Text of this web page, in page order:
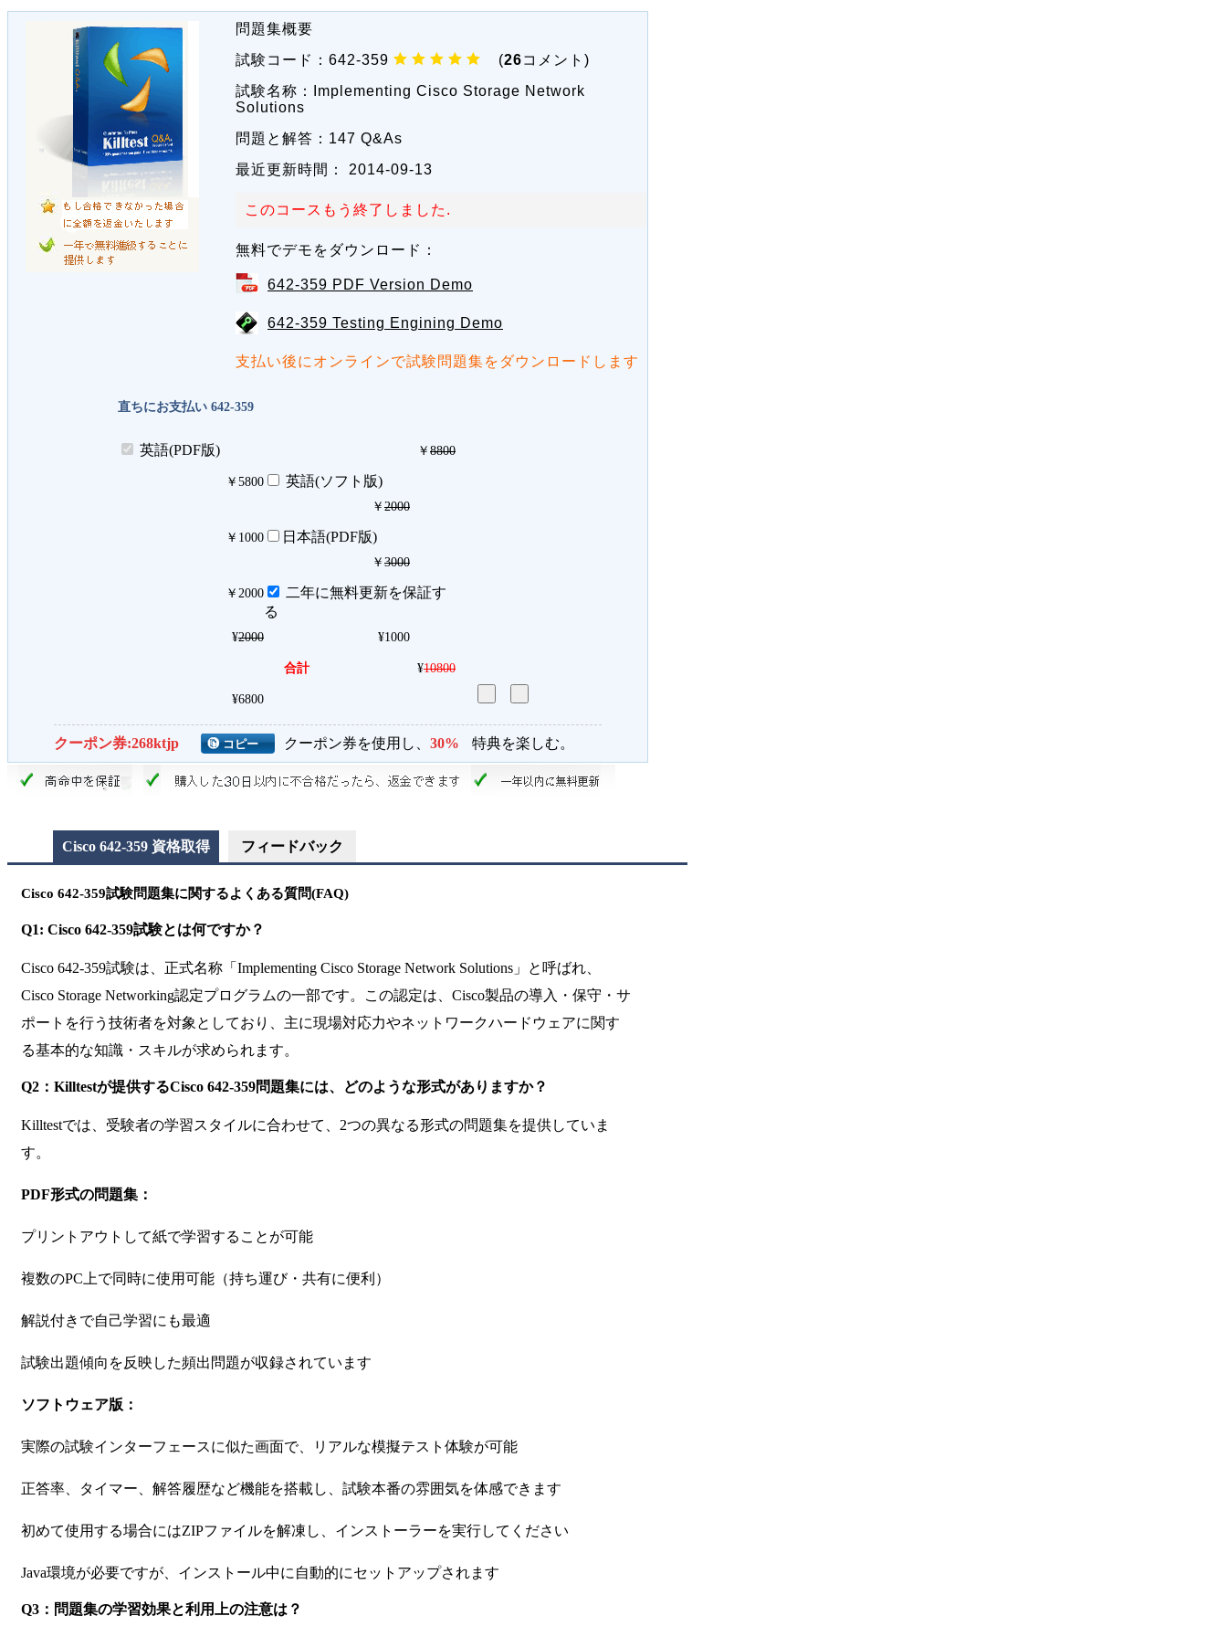
問題集概要
試験コード： 642-359 (26コメント)
試験名称：
Implementing Cisco Storage Network
Solutions
問題と解答： 147 Q&As
最近更新時間：
2014-09-13
このコースもう終了しました.
無料でデモをダウンロード：
642-359 PDF Version Demo
642-359 Testing Engining Demo
支払い後にオンラインで試験問題集をダウンロードします
直ちにお支払い 642-359
英語(PDF版) ￥ 8800
￥ 5800 英語(ソフト版)
￥ 2000
￥ 1000 日本語(PDF版)
￥ 3000
￥ 2000
二年に無料更新を保証す
る
¥2000 ¥1000
合計 ¥10800
¥6800
クーポン券:268ktjp クーポン券を使用し、 30% 特典を楽しむ。
Cisco 642-359 資格取得 フィードバック
Cisco 642-359試験問題集に関するよくある質問(FAQ)
Q1: Cisco 642-359試験とは何ですか？
Cisco 642-359試験は、正式名称「Implementing Cisco Storage Network Solutions」と呼ばれ、
Cisco Storage Networking認定プログラムの一部です。この認定は、Cisco製品の導入・保守・サ
ポートを行う技術者を対象としており、主に現場対応力やネットワークハードウェアに関す
る基本的な知識・スキルが求められます。
Q2：Killtestが提供するCisco 642-359問題集には、どのような形式がありますか？
Killtestでは、受験者の学習スタイルに合わせて、2つの異なる形式の問題集を提供していま
す。
PDF形式の問題集：
プリントアウトして紙で学習することが可能
複数のPC上で同時に使用可能（持ち運び・共有に便利）
解説付きで自己学習にも最適
試験出題傾向を反映した頻出問題が収録されています
ソフトウェア版：
実際の試験インターフェースに似た画面で、リアルな模擬テスト体験が可能
正答率、タイマー、解答履歴など機能を搭載し、試験本番の雰囲気を体感できます
初めて使用する場合にはZIPファイルを解凍し、インストーラーを実行してください
Java環境が必要ですが、インストール中に自動的にセットアップされます
Q3：問題集の学習効果と利用上の注意は？